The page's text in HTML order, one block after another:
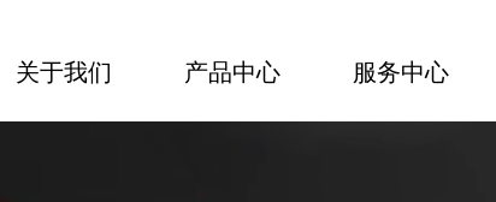
关于我们 产品中心 服务中心